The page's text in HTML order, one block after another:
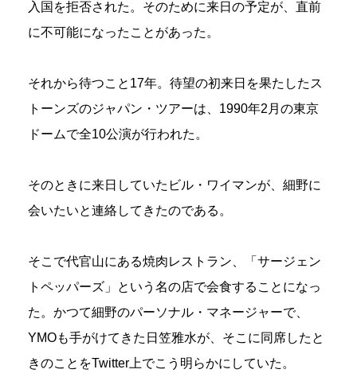
入国を拒否された。そのために来日の予定が、直前
に不可能になったことがあった。
それから待つこと17年。待望の初来日を果たしたス
トーンズのジャパン・ツアーは、1990年2月の東京
ドームで全10公演が行われた。
そのときに来日していたビル・ワイマンが、細野に
会いたいと連絡してきたのである。
そこで代官山にある焼肉レストラン、「サージェン
トペッパーズ」という名の店で会食することになっ
た。かつて細野のパーソナル・マネージャーで、
YMOも手がけてきた日笠雅水が、そこに同席したと
きのことをTwitter上でこう明らかにしていた。